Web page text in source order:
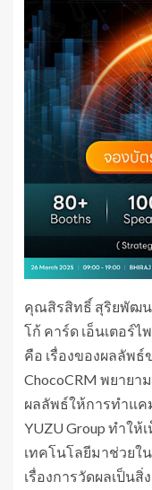
คุณสิรสิทธิ์ สุริยพัฒน
โก้ คาร์ด เอ็นเตอร์
คือ เรื่องของผลลัพ
ChocoCRM พยาย
ผลลัพธ์ให้การทำแค
YUZU Group ทำใ
เทคโนโลยีมาช่วยใ
เรื่องการวัดผลเป็น